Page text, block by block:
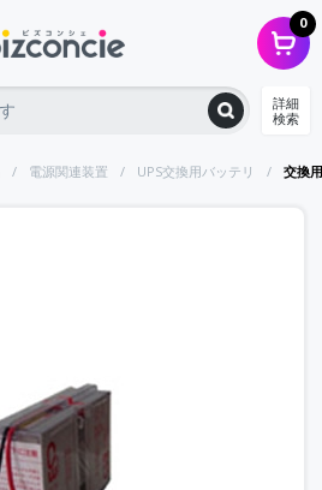
0
詳細
検索
電源関連装置 UPS交換用バッテリ 交換